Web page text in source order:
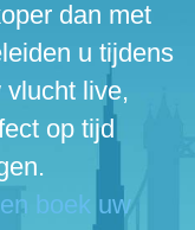
dan met
u tijdens
vlucht live,
op tijd
boek uw